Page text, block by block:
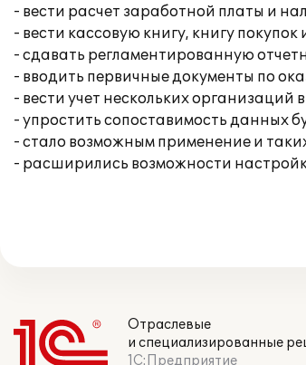
- вести расчет заработной платы и
- вести кассовую книгу, книгу
- сдавать регламентированную
- вводить первичные документы по
- вести учет нескольких
- упростить сопоставимость данных
- стало возможным применение и
- расширились возможности
Отраслевые
и специализированные
1С:Предприятие